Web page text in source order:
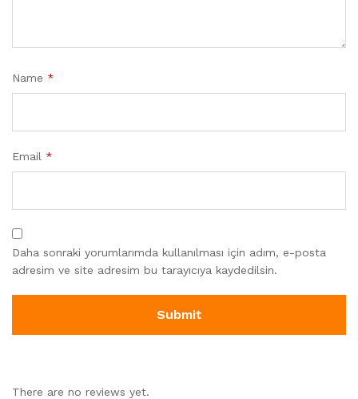
Name *
Email *
Daha sonraki yorumlarımda kullanılması için adım, e-posta
adresim ve site adresim bu tarayıcıya kaydedilsin.
There are no reviews yet.